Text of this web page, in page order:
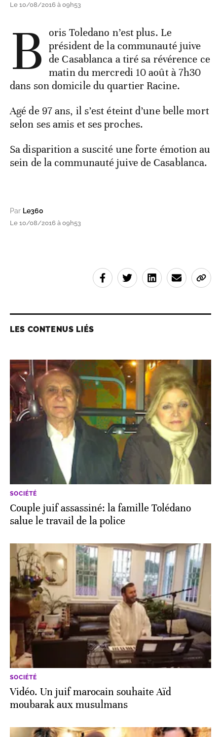
Le 10/08/2016 à 09h53
B oris Toledano n’est plus. Le
président de la communauté juive
de Casablanca a tiré sa révérence ce
matin du mercredi 10 août à 7h30
dans son domicile du quartier Racine.
Agé de 97 ans, il s’est éteint d’une belle mort
selon ses amis et ses proches.
Sa disparition a suscité une forte émotion au
sein de la communauté juive de Casablanca.
Par Le360
Le 10/08/2016 à 09h53
LES CONTENUS LIÉS
SOCIÉTÉ
Couple juif assassiné: la famille Tolédano
salue le travail de la police
SOCIÉTÉ
Vidéo. Un juif marocain souhaite Aïd
moubarak aux musulmans